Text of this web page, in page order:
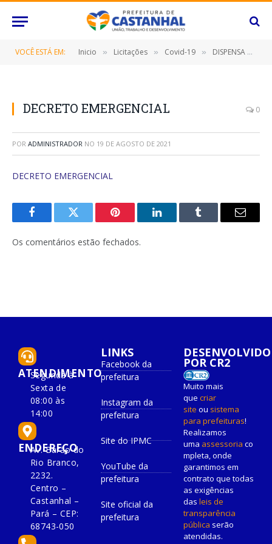
VOCÊ ESTÁ EM: Inicio » Licitações » Covid-19 » DISPENSA DE LICITAÇÃO Nº 051/2021 (CONTRATAÇÃO DE EMPRESA ESPECIALIZADA PARA FORNECIMENTO DE KITS DE TESTES RÁPIDOS PARA DIAGNÓSTICO DA COVID-19)
DECRETO EMERGENCIAL 0
POR ADMINISTRADOR NO 19 DE AGOSTO DE 2021
DECRETO EMERGENCIAL
FacebookTwitter Pinterest O
Tumblr
E-
Os comentários estão fechados.
ATENDIMENTO
Segunda à
Sexta de
08:00 às
14:00
ENDEREÇO
Av. Barão do
Rio Branco,
2232.
Centro –
Castanhal –
Pará – CEP:
68743-050
LINKS
Facebook da
prefeitura
Instagram da
prefeitura
Site do IPMC
YouTube da
prefeitura
Site oficial da
prefeitura
DESENVOLVIDO
POR CR2
Muito mais
que criar
site ou sistema
para prefeituras!
Realizamos
uma assessoria co
mpleta, onde
garantimos em
contrato que todas
as exigências
das leis de
transparência
pública serão
atendidas.